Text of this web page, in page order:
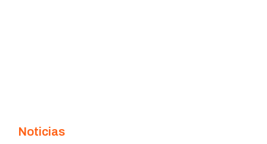
Noticias